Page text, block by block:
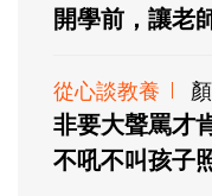
開學前，讓老
從心談教養
非要大聲罵才
不吼不叫孩子